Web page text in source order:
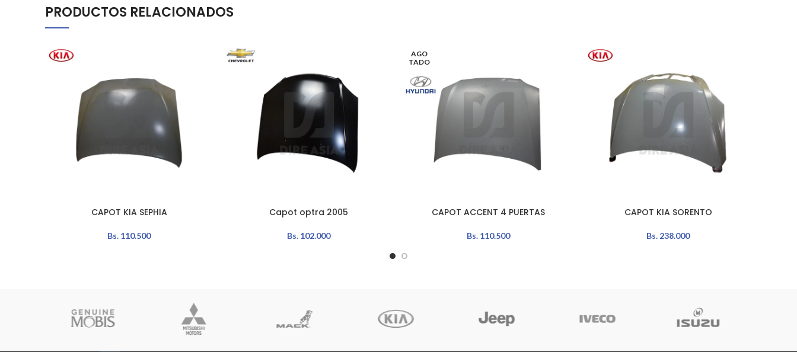
PRODUCTOS RELACIONADOS
AÑADIR AL CARRITOCAPOT KIA SEPHIA
Bs. 110.500
AÑADIR AL CARRITOCapot optra 2005
Bs. 102.000
AGO
TADO
LEER MÁSCAPOT ACCENT 4 PUERTAS
Bs. 110.500
AÑADIR AL CARRITOCAPOT KIA SORENTO
Bs. 238.000